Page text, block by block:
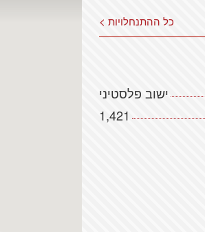
כל ההתנחלויות >
ישוב פלסטיני
1,421